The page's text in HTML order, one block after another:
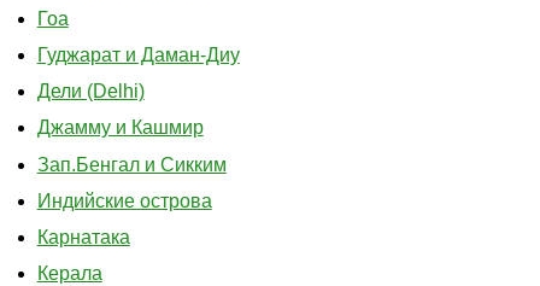
Гоа
Гуджарат и Даман-Диу
Дели (Delhi)
Джамму и Кашмир
Зап.Бенгал и Сикким
Индийские острова
Карнатака
Керала